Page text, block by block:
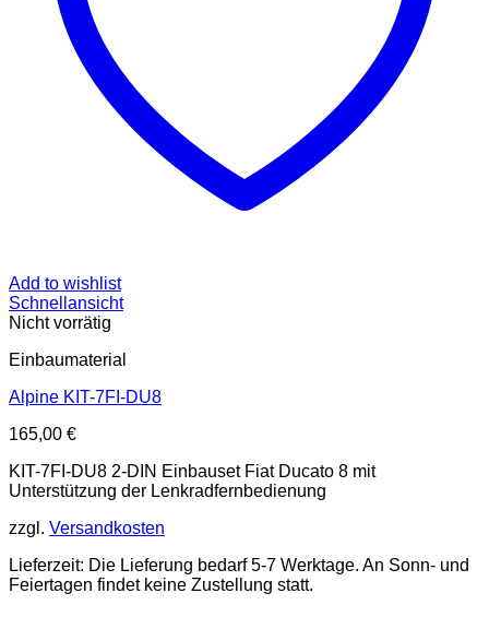
Add to wishlist
Schnellansicht
Nicht vorrätig
Einbaumaterial
Alpine KIT-7FI-DU8
165,00 €
KIT-7FI-DU8 2-DIN Einbauset Fiat Ducato 8 mit
Unterstützung der Lenkradfernbedienung
zzgl. Versandkosten
Lieferzeit: Die Lieferung bedarf 5-7 Werktage. An Sonn- und
Feiertagen findet keine Zustellung statt.